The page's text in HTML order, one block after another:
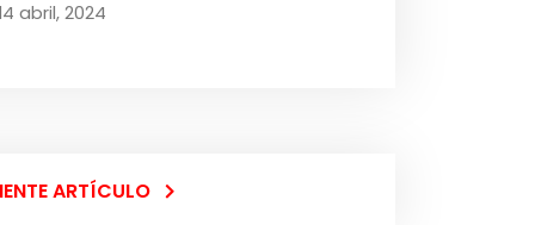
abril, 2024
ARTÍCULO